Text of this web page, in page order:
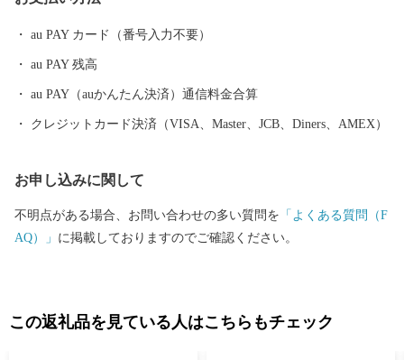
に打ち上げられた氷の塊が太陽の光を受け美しく輝く、ジュエリ
「十勝川」が生み出す自然の神秘です。 十勝川左岸には、左右に
大きく枝を伸ばしたはるにれの木が、歴史ある豊頃町の大草原に
そびえています。 推定樹齢は約150年。 雨の日も風の日も決して
れて、撮影スポットとしても北海道を代表する人気スポットで
す。畑作は寒冷地作物の馬鈴薯・甜菜・小麦・豆類を中心に輪作
堪能いただけると幸いです。 ふるさと納税でいただいたご寄附
au PAY カード（番号入力不要）
au PAY 残高
au PAY（auかんたん決済）通信料金合算
クレジットカード決済（VISA、Master、JCB、Diners、AMEX）
お申し込みに関して
不明点がある場合、お問い合わせの多い質問を 「よくある質問（F
AQ）」 に掲載しておりますのでご確認ください。
この返礼品を見ている人はこちらもチェック